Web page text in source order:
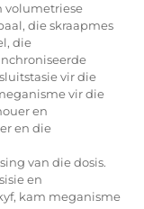
volumetriese
die skraapmes
die
vir die
vir die
en
en die
van die dosis.
en
kam meganisme